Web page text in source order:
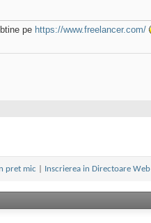
pe https://www.freelancer.com/
pret mic Inscrierea in Directoare Web